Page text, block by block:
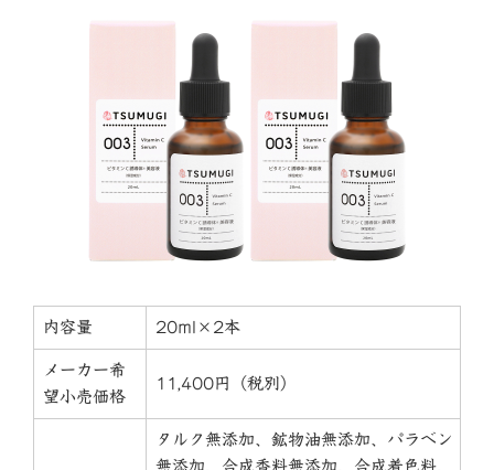
内容量 20ml×2本
メーカー希
望小売価格
11,400円（税別）
タルク無添加、鉱物油無添加、パラベン
無添加、合成香料無添加、合成着色料、